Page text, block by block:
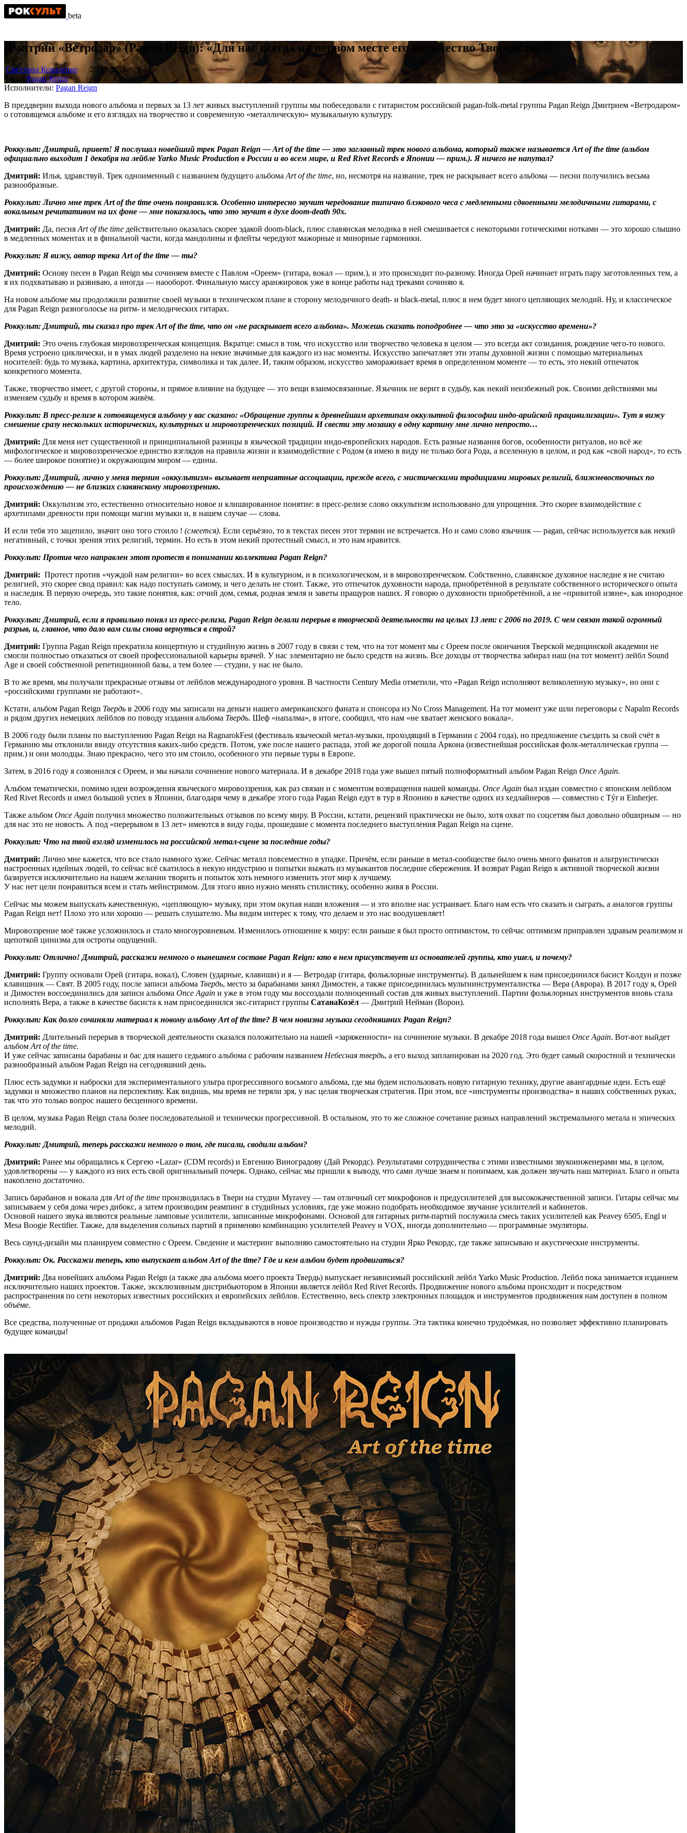
beta
Дмитрий «Ветродар» (Pagan Reign): «Для нас всегда на первом месте его величество Творчество!»
Светлана Коваленко 27.11.2019
1 435
Фото: Pagan Reign
Исполнители: Pagan Reign
В преддверии выхода нового альбома и первых за 13 лет живых выступлений группы мы побеседовали с гитаристом российской pagan-folk-metal группы Pagan Reign Дмитрием «Ветродаром»
о готовящемся альбоме и его взглядах на творчество и современную «металлическую» музыкальную культуру.
Роккульт: Дмитрий, привет! Я послушал новейший трек Pagan Reign — Art of the time — это заглавный трек нового альбома, который также называется Art of the time (альбом
официально выходит 1 декабря на лейбле Yarko Music Production в России и во всем мире, и Red Rivet Records в Японии — прим.). Я ничего не напутал?
Дмитрий: Илья, здравствуй. Трек одноименный с названием будущего альбома Art of the time, но, несмотря на название, трек не раскрывает всего альбома — песни получились весьма
разнообразные.
Роккульт: Лично мне трекArt of the time очень понравился. Особенно интересно звучит чередование типично блэкового чеса с медленными сдвоенными мелодичными гитарами, с
вокальным речитативом на их фоне — мне показалось, что это звучит в духе doom-death 90х.
Дмитрий: Да, песня Art of the time действительно оказалась скорее эдакой doom-black, плюс славянская мелодика в ней смешивается с некоторыми готическими нотками — это хорошо слышно
в медленных моментах и в финальной части, когда мандолины и флейты чередуют мажорные и минорные гармоники.
Роккульт: Я вижу, автор трека Art of the time — ты?
Дмитрий: Основу песен в Pagan Reign мы сочиняем вместе с Павлом «Ореем» (гитара, вокал — прим.), и это происходит по-разному. Иногда Орей начинает играть пару заготовленных тем, а
я их подхватываю и развиваю, а иногда — наооборот. Финальную массу аранжировок уже в конце работы над треками сочиняю я.
На новом альбоме мы продолжили развитие своей музыки в техническом плане в сторону мелодичного death- и black-metal, плюс в нем будет много цепляющих мелодий. Ну, и классическое
для Pagan Reign разноголосье на ритм- и мелодических гитарах.
Роккульт: Дмитрий, ты сказал про трек Art of the time, что он «не раскрывает всего альбома». Можешь сказать поподробнее — что это за «искусство времени»?
Дмитрий: Это очень глубокая мировоззренческая концепция. Вкратце: смысл в том, что искусство или творчество человека в целом — это всегда акт созидания, рождение чего-то нового.
Время устроено циклически, и в умах людей разделено на некие значимые для каждого из нас моменты. Искусство запечатляет эти этапы духовной жизни с помощью материальных
носителей: будь то музыка, картина, архитектура, символика и так далее. И, таким образом, искусство замораживает время в определенном моменте — то есть, это некий отпечаток
конкретного момента.
Также, творчество имеет, с другой стороны, и прямое влияние на будущее — это вещи взаимосвязанные. Язычник не верит в судьбу, как некий неизбежный рок. Своими действиями мы
изменяем судьбу и время в котором живём.
Роккульт: В пресс-релизе к готовящемуся альбому у вас сказано: «Обращение группы к древнейшим архетипам оккультной философии индо-арийской працивилизации». Тут я вижу
смешение сразу нескольких исторических, культурных и мировоззренческих позиций. И свести эту мозаику в одну картину мне лично непросто…
Дмитрий: Для меня нет существенной и принципиальной разницы в языческой традиции индо-европейских народов. Есть разные названия богов, особенности ритуалов, но всё же
мифологическое и мировоззренческое единство взглядов на правила жизни и взаимодействие с Родом (я имею в виду не только бога Рода, а вселенную в целом, и род как «свой народ», то есть
— более широкое понятие) и окружающим миром — едины.
Роккульт: Дмитрий, лично у меня термин «оккультизм» вызывает неприятные ассоциации, прежде всего, с мистическими традициями мировых религий, ближневосточных по
происхождению — не близких славянскому мировоззрению.
Дмитрий: Оккультизм это, естественно относительно новое и клишированное понятие: в пресс-релизе слово оккультизм использовано для упрощения. Это скорее взаимодействие с
архетипами древности при помощи магии музыки и, в нашем случае — слова.
И если тебя это зацепило, значит оно того стоило ! (смеется). Если серьёзно, то в текстах песен этот термин не встречается. Но и само слово язычник — рagan, сейчас используется как некий
негативный, с точки зрения этих религий, термин. Но есть в этом некий протестный смысл, и это нам нравится.
Роккульт: Против чего направлен этот протест в понимании коллектива Pagan Reign?
Дмитрий: Протест против «чуждой нам религии» во всех смыслах. И в культурном, и в психологическом, и в мировоззренческом. Собственно, славянское духовное наследие я не считаю
религией, это скорее свод правил: как надо поступать самому, и чего делать не стоит. Также, это отпечаток духовности народа, приобретённой в результате собственного исторического опыта
и наследия. В первую очередь, это такие понятия, как: отчий дом, семья, родная земля и заветы пращуров наших. Я говорю о духовности приобретённой, а не «привитой извне», как инородное
тело.
Роккульт: Дмитрий, если я правильно понял из пресс-релиза, Pagan Reign делали перерыв в творческой деятельности на целых 13 лет: с 2006 по 2019. С чем связан такой огромный
разрыв, и, главное, что дало вам силы снова вернуться в строй?
Дмитрий: Группа Pagan Reign прекратила концертную и студийную жизнь в 2007 году в связи с тем, что на тот момент мы с Ореем после окончания Тверской медицинской академии не
смогли полностью отказаться от своей профессиональной карьеры врачей. У нас элементарно не было средств на жизнь. Все доходы от творчества забирал наш (на тот момент) лейбл Sound
Age и своей собственной репетиционной базы, а тем более — студии, у нас не было.
В то же время, мы получали прекрасные отзывы от лейблов международного уровня. В частности Century Media отметили, что «Pagan Reign исполняют великолепную музыку», но они с
«российскими группами не работают».
Кстати, альбом Pagan Reign Твердь в 2006 году мы записали на деньги нашего американского фаната и спонсора из No Cross Management. На тот момент уже шли переговоры с Napalm Records
и рядом других немецких лейблов по поводу издания альбома Твердь. Шеф «напалма», в итоге, сообщил, что нам «не хватает женского вокала».
В 2006 году были планы по выступлению Pagan Reign на RagnarokFest (фестиваль языческой метал-музыки, проходящий в Германии с 2004 года), но предложение съездить за свой счёт в
Германию мы отклонили ввиду отсутствия каких-либо средств. Потом, уже после нашего распада, этой же дорогой пошла Аркона (известнейшая российская фолк-металлическая группа —
прим.) и они молодцы. Знаю прекрасно, чего это им стоило, особенного эти первые туры в Европе.
Затем, в 2016 году я созвонился с Ореем, и мы начали сочинение нового материала. И в декабре 2018 года уже вышел пятый полноформатный альбом Pagan Reign Once Again.
Альбом тематически, помимо идеи возрождения языческого мировоззрения, как раз связан и с моментом возвращения нашей команды. Once Again был издан совместно с японским лейблом
Red Rivet Records и имел большой успех в Японии, благодаря чему в декабре этого года Pagan Reign едут в тур в Японию в качестве одних из хедлайнеров — совместно с Týr и Einherjer.
Также альбом Once Again получил множество положительных отзывов по всему миру. В России, кстати, рецензий практически не было, хотя охват по соцсетям был довольно обширным — но
для нас это не новость. А под «перерывом в 13 лет» имеются в виду годы, прошедшие с момента последнего выступления Pagan Reign на сцене.
Роккульт: Что на твой взгляд изменилось на российской метал-сцене за последние годы?
Дмитрий: Лично мне кажется, что все стало намного хуже. Сейчас металл повсеместно в упадке. Причём, если раньше в метал-сообществе было очень много фанатов и альтруистически
настроенных идейных людей, то сейчас всё скатилось в некую индустрию и попытки выжать из музыкантов последние сбережения. И возврат Pagan Reign к активной творческой жизни
базируется исключительно на нашем желании творить и попыток хоть немного изменить этот мир к лучшему.
У нас нет цели понравиться всем и стать мейнстримом. Для этого явно нужно менять стилистику, особенно живя в России.
Сейчас мы можем выпускать качественную, «цепляющую» музыку, при этом окупая наши вложения — и это вполне нас устраивает. Благо нам есть что сказать и сыграть, а аналогов группы
Pagan Reign нет! Плохо это или хорошо — решать слушателю. Мы видим интерес к тому, что делаем и это нас воодушевляет!
Мировоззрение моё также усложнилось и стало многоуровневым. Изменилось отношение к миру: если раньше я был просто оптимистом, то сейчас оптимизм приправлен здравым реализмом и
щепоткой цинизма для остроты ощущений.
Роккульт: Отлично! Дмитрий, расскажи немного о нынешнем составе Pagan Reign: кто в нем присутствует из основателей группы, кто ушел, и почему?
Дмитрий: Группу основали Орей (гитара, вокал), Словен (ударные, клавиши) и я — Ветродар (гитара, фольклорные инструменты). В дальнейшем к нам присоединился басист Колдун и позже
клавишник — Свят. В 2005 году, после записи альбома Твердь, место за барабанами занял Димостен, а также присоединилась мультиинструменталистка — Вера (Аврора). В 2017 году я, Орей
и Димостен воссоединились для записи альбома Once Again и уже в этом году мы воссоздали полноценный состав для живых выступлений. Партии фольклорных инструментов вновь стала
исполнять Вера, а также в качестве басиста к нам присоединился экс-гитарист группы СатанаКозёл — Дмитрий Нейман (Ворон).
Роккульт: Как долго сочиняли материал к новому альбому Art of the time? В чем новизна музыки сегодняшних Pagan Reign?
Дмитрий: Длительный перерыв в творческой деятельности сказался положительно на нашей «заряженности» на сочинение музыки. В декабре 2018 года вышел Once Again. Вот-вот выйдет
альбом Art of the time.
И уже сейчас записаны барабаны и бас для нашего седьмого альбома с рабочим названием Небесная твердь, а его выход запланирован на 2020 год. Это будет самый скоростной и технически
разнообразный альбом Pagan Reign на сегодняшний день.
Плюс есть задумки и наброски для экспериментального ультра прогрессивного восьмого альбома, где мы будем использовать новую гитарную технику, другие авангардные идеи. Есть ещё
задумки и множество планов на перспективу. Как видишь, мы время не теряли зря, у нас целая творческая стратегия. При этом, все «инструменты производства» в наших собственных руках,
так что это только вопрос нашего бесценного времени.
В целом, музыка Pagan Reign стала более последовательной и технически прогрессивной. В остальном, это то же сложное сочетание разных направлений экстремального метала и эпических
мелодий.
Роккульт: Дмитрий, теперь расскажи немного о том, где писали, сводили альбом?
Дмитрий: Ранее мы обращались к Сергею «Lazar» (CDM records) и Евгению Виноградову (Дай Рекордс). Результатами сотрудничества с этими известными звукоинженерами мы, в целом,
удовлетворены — у каждого из них есть свой оригинальный почерк. Однако, сейчас мы пришли к выводу, что сами лучше знаем и понимаем, как должен звучать наш материал. Благо и опыта
накоплено достаточно.
Запись барабанов и вокала для Art of the time производилась в Твери на студии Myravey — там отличный сет микрофонов и предусилителей для высококачественной записи. Гитары сейчас мы
записываем у себя дома через дибокс, а затем производим реампинг в студийных условиях, где уже можно подобрать необходимое звучание усилителей и кабинетов.
Основой нашего звука являются реальные ламповые усилители, записанные микрофонами. Основой для гитарных ритм-партий послужила смесь таких усилителей как Peavey 6505, Engl и
Mesa Boogie Rectifier. Также, для выделения сольных партий я применяю комбинацию усилителей Peavey и VOX, иногда дополнительно — программные эмуляторы.
Весь саунд-дизайн мы планируем совместно с Ореем. Сведение и мастеринг выполняю самостоятельно на студии Ярко Рекордс, где также записываю и акустические инструменты.
Роккульт: Ок. Расскажи теперь, кто выпускает альбом Art of the time? Где и кем альбом будет продвигаться?
Дмитрий: Два новейших альбома Pagan Reign (а также два альбома моего проекта Твердь) выпускает независимый российский лейбл Yarko Music Production. Лейбл пока занимается изданием
исключительно наших проектов. Также, эксклюзивным дистрибьютором в Японии является лейбл Red Rivet Records. Продвижение нового альбома происходит и посредством
распространения по сети некоторых известных российских и европейских лейблов. Естественно, весь спектр электронных площадок и инструментов продвижения нам доступен в полном
объёме.
Все средства, полученные от продажи альбомов Pagan Reign вкладываются в новое производство и нужды группы. Эта тактика конечно трудоёмкая, но позволяет эффективно планировать
будущее команды!